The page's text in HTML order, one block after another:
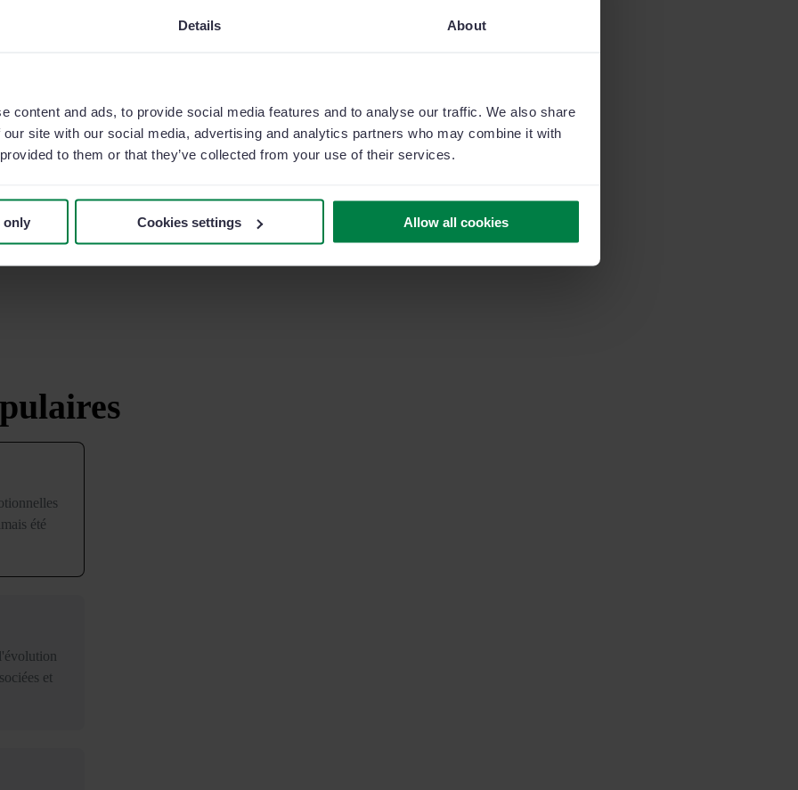
Details About
content and ads, to provide social media features and to analyse our traffic. We also share
site with our social media, advertising and analytics partners who may combine it with
to them or that they’ve collected from your use of their services.
only Cookies settings Allow all cookies
leurs
votre équipe à
Avec Sage Sales
fixer leurs propres
été
et